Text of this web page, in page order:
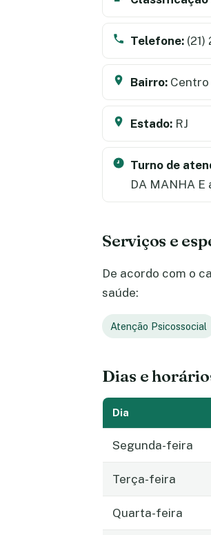
Telefone:
Bairro: Centro
Estado: RJ
Turno de
DA MANHA E
Serviços e
De acordo com o
saúde:
Atenção Psicossocial
Dias e
Dia
Segunda-feira
Terça-feira
Quarta-feira